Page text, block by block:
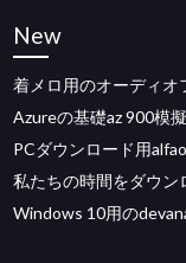
New
着メロ用のオーディ
Azureの基礎az 900模
PCダウンロード用
私たちの時間をダウン
Windows 10用の